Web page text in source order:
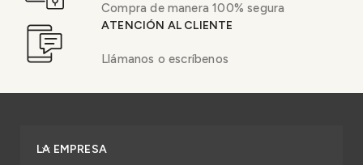
Compra de manera 100% segura
ATENCIÓN AL CLIENTE
Llámanos o escríbenos
LA EMPRESA